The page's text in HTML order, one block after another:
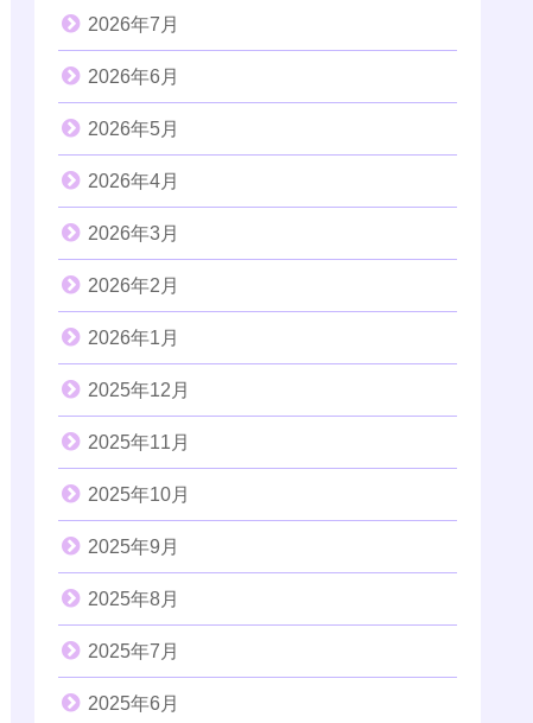
2026年7月
2026年6月
2026年5月
2026年4月
2026年3月
2026年2月
2026年1月
2025年12月
2025年11月
2025年10月
2025年9月
2025年8月
2025年7月
2025年6月